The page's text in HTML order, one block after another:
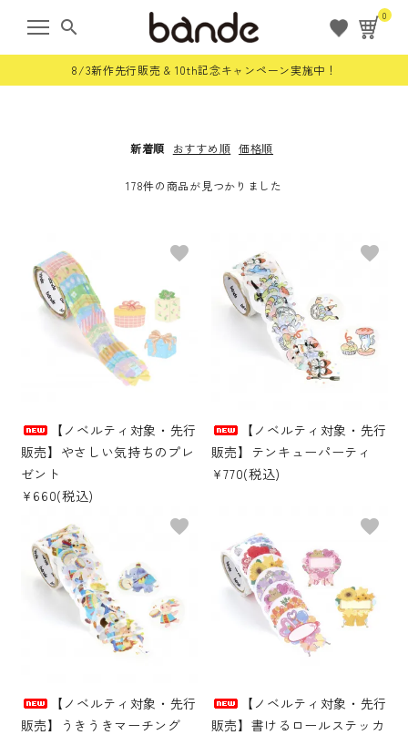
search
0
8/3新作先行販売 & 10th記念キャンペーン実施中！
すべての商品
限定商品
ロールステッカー
その他の商品
bandeってなに？
ご利用ガイド／よくあるご質問
お問い合わせ
マイページ
新着順 おすすめ順 価格順
178件の商品が見つかりました
【ノベルティ対象・先行
販売】やさしい気持ちのプレ
ゼント
¥660(税込)
favorite
【ノベルティ対象・先行
販売】テンキューパーティ
¥770(税込)
favorite
【ノベルティ対象・先行
販売】うきうきマーチング
favorite
【ノベルティ対象・先行
販売】書けるロールステッカ
favorite